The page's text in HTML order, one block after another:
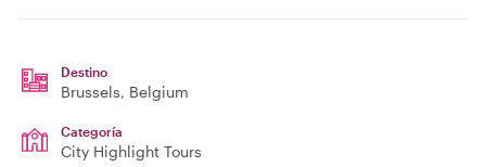
Destino
Brussels, Belgium
Categoría
City Highlight Tours